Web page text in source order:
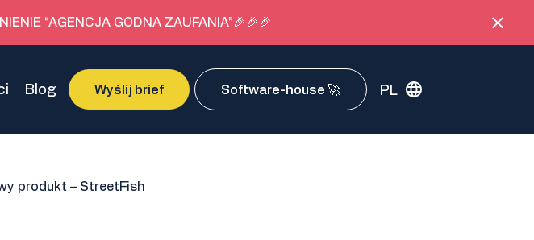
“AGENCJA GODNA ZAUFANIA”🎉🎉🎉
Blog Wyślij brief Software-house 🚀 PL
produkt – StreetFish